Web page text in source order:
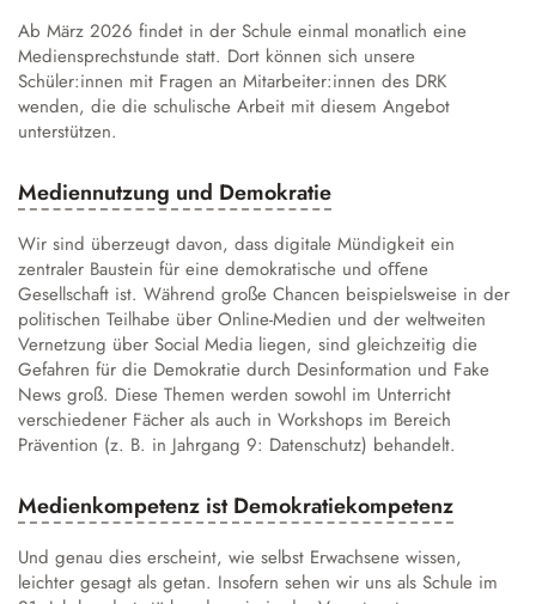
Ab März 2026 findet in der Schule einmal monatlich eine
Mediensprechstunde statt. Dort können sich unsere
Schüler:innen mit Fragen an Mitarbeiter:innen des DRK
wenden, die die schulische Arbeit mit diesem Angebot
unterstützen.
Mediennutzung und Demokratie
Wir sind überzeugt davon, dass digitale Mündigkeit ein
zentraler Baustein für eine demokratische und oﬀene
Gesellschaft ist. Während große Chancen beispielsweise in der
politischen Teilhabe über Online-Medien und der weltweiten
Vernetzung über Social Media liegen, sind gleichzeitig die
Gefahren für die Demokratie durch Desinformation und Fake
News groß. Diese Themen werden sowohl im Unterricht
verschiedener Fächer als auch in Workshops im Bereich
Prävention (z. B. in Jahrgang 9: Datenschutz) behandelt.
Medienkompetenz ist Demokratiekompetenz
Und genau dies erscheint, wie selbst Erwachsene wissen,
leichter gesagt als getan. Insofern sehen wir uns als Schule im